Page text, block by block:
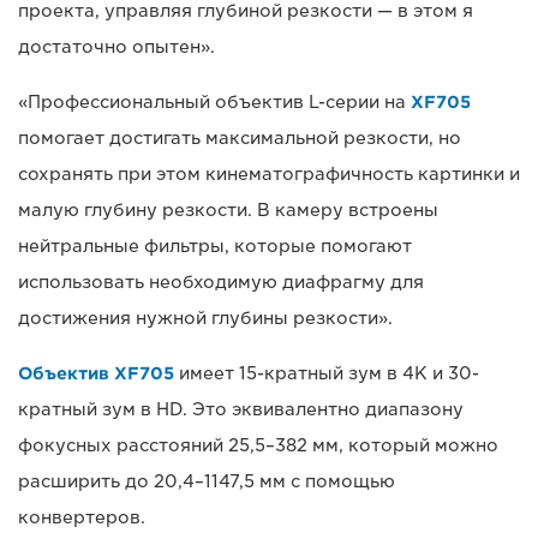
проекта, управляя глубиной резкости — в этом я
достаточно опытен».
«Профессиональный объектив L-серии на XF705
помогает достигать максимальной резкости, но
сохранять при этом кинематографичность картинки и
малую глубину резкости. В камеру встроены
нейтральные фильтры, которые помогают
использовать необходимую диафрагму для
достижения нужной глубины резкости».
Объектив XF705 имеет 15-кратный зум в 4K и 30-
кратный зум в HD. Это эквивалентно диапазону
фокусных расстояний 25,5–382 мм, который можно
расширить до 20,4–1147,5 мм с помощью
конвертеров.